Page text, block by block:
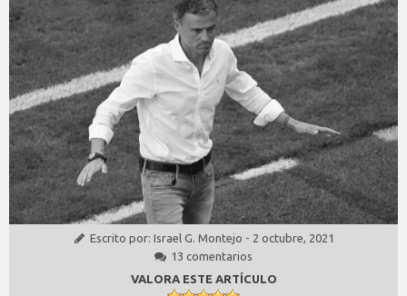
Escrito por: Israel G. Montejo - 2 octubre, 2021
13 comentarios
VALORA ESTE ARTÍCULO